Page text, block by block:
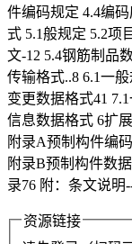
件编码规定 4.4编
式 5.1般规定 5.2项
文-12 5.4钢筋制品
传输格式..8 6.1一
变更数据格式41
信息数据格式 6扩
附录A预制构件编
附录B预制构件数
录76 附：条文说明
资源链接